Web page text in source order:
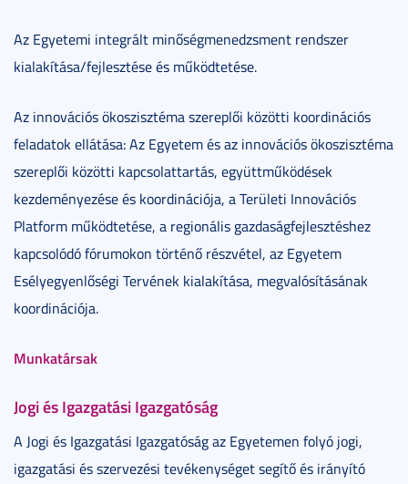
Az Egyetemi integrált minőségmenedzsment rendszer
kialakítása/fejlesztése és működtetése.
Az innovációs ökoszisztéma szereplői közötti koordinációs
feladatok ellátása: Az Egyetem és az innovációs ökoszisztéma
szereplői közötti kapcsolattartás, együttműködések
kezdeményezése és koordinációja, a Területi Innovációs
Platform működtetése, a regionális gazdaságfejlesztéshez
kapcsolódó fórumokon történő részvétel, az Egyetem
Esélyegyenlőségi Tervének kialakítása, megvalósításának
koordinációja.
Munkatársak
Jogi és Igazgatási Igazgatóság
A Jogi és Igazgatási Igazgatóság az Egyetemen folyó jogi,
igazgatási és szervezési tevékenységet segítő és irányító